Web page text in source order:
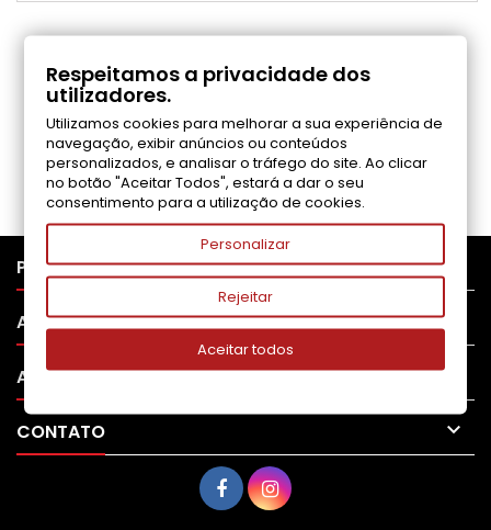
COMENTÁRIOS (0)
Seja o primeiro a fazer uma avaliação
PRODUTOS 
APOIO AO CLIENTE 
A SUA CONTA 
CONTATO 
Respeitamos a privacidade dos
utilizadores.
Utilizamos cookies para melhorar a sua experiência de
navegação, exibir anúncios ou conteúdos
personalizados, e analisar o tráfego do site. Ao clicar
no botão "Aceitar Todos", estará a dar o seu
consentimento para a utilização de cookies.
Personalizar
Rejeitar
Aceitar todos